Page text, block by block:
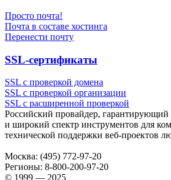
Просто почта!
Почта в составе хостинга
Перенести почту
SSL-сертификаты
SSL с проверкой домена
SSL с проверкой организации
SSL с расширенной проверкой
Российский провайдер, гарантирующий
и широкий спектр инструментов для
технической поддержки веб-проектов
Москва: (495) 772-97-20
Регионы: 8-800-200-97-20
© 1999 — 2025